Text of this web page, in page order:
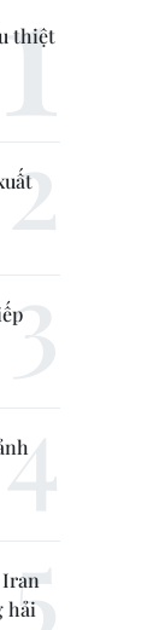
thiệt
hải